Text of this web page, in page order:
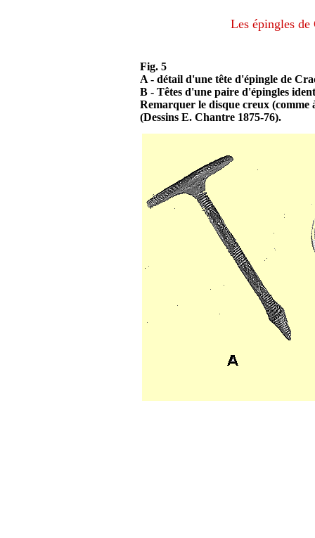
Fig. 5
A - détail d'une tête d'épingle de
B - Têtes d'une paire d'épingles
Remarquer le disque creux
(Dessins E. Chantre 1875-76).
Les épingles de